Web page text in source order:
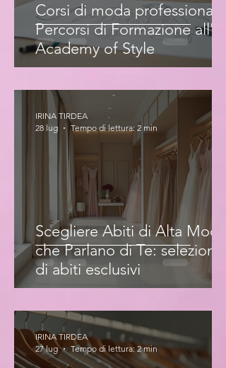
Corsi di moda professionale:
Percorsi di Formazione all'Iris
Academy of Style
Scegliere Abiti di Alta Moda
che Parlano di Te: selezione
di abiti esclusivi
IRINA TIRDEA
28 lug
Tempo di lettura: 2 min
IRINA TIRDEA
27 lug
Tempo di lettura: 2 min